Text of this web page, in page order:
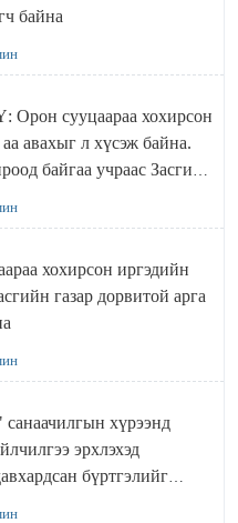
байна
сууцаараа хохирсон
авахыг л хүсэж байна.
байгаа учраас Засгийн
хохирсон иргэдийн
газар дорвитой арга
санаачилгын хүрээнд
эрхлэхэд
бүртгэлийг